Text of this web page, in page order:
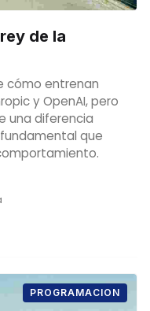
de la
cómo entrenan
y OpenAI, pero
una diferencia
que
PROGRAMACION